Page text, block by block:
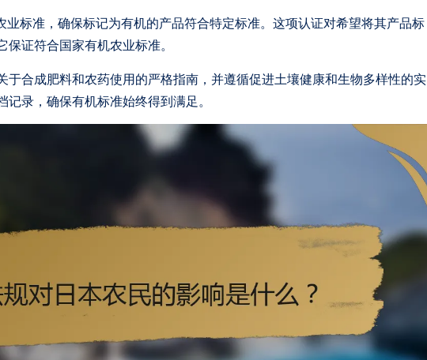
标准，确保标记为有机的产品符合特定标准。这项认证对希望将其产品标
证符合国家有机农业标准。
于合成肥料和农药使用的严格指南，并遵循促进土壤健康和生物多样性的实
录，确保有机标准始终得到满足。